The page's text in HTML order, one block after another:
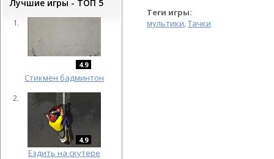
Лучшие игры - ТОП 5
4.9
Cтикмен бадминтон
4.9
Ездить на скутере
Теги игры:
мультики,Тачки